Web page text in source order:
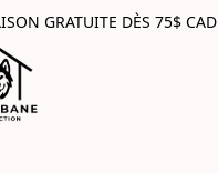
GRATUITE DÈS 75$ CAD